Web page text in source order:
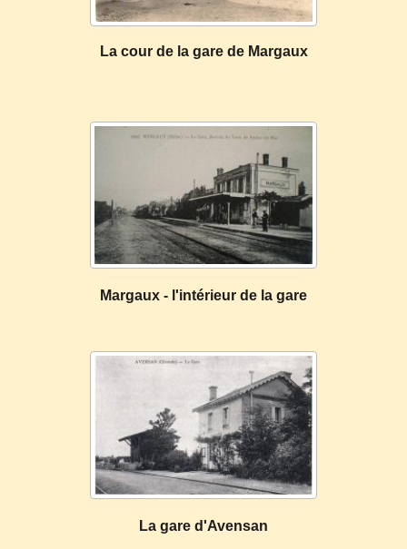
La cour de la gare de Margaux
Margaux - l'intérieur de la gare
La gare d'Avensan